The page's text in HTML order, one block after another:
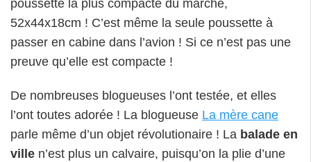
poussette la plus compacte du marché,
52x44x18cm ! C’est même la seule poussette à
passer en cabine dans l’avion ! Si ce n’est pas une
preuve qu’elle est compacte !
De nombreuses blogueuses l’ont testée, et elles
l’ont toutes adorée ! La blogueuse La mère cane
parle même d’un objet révolutionaire ! La balade en
ville n’est plus un calvaire, puisqu’on la plie d’une